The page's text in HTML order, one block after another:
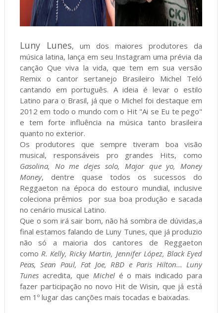
Luny Lunes, um dos maiores produtores da
música latina, lança em seu Instagram uma prévia da
canção Que viva la vida, que tem em sua versão
Remix o cantor sertanejo Brasileiro Michel Teló
cantando em português. A ideia é levar o estilo
Latino para o Brasil, já que o Michel foi destaque em
2012 em todo o mundo com o Hit "Ai se Eu te pego"
e tem forte influência na música tanto brasileira
quanto no exterior.
Os produtores que sempre tiveram boa visão
musical, responsáveis pro grandes Hits, como
Gasolina, No me dejes solo, Major que yo,
Money
Money, dentre quase todos os sucessos do
Reggaeton na época do estouro mundial, inclusive
coleciona prêmios por sua boa produção e sacada
no cenário musical Latino.
Que o som irá sair bom, não há sombra de dúvidas,a
final estamos falando de Luny Tunes, que já produzio
não só a maioria dos cantores de Reggaeton
como R. Kelly, Ricky Martin, Jennifer López, Black Eyed
Peas, Sean Paul, Fat Joe, RBD e Paris Hilton... Luny
Tunesacredita, que Michel é o mais indicado para
fazer participação no novo Hit de Wisin, que já está
em 1º lugar das canções mais tocadas e baixadas.